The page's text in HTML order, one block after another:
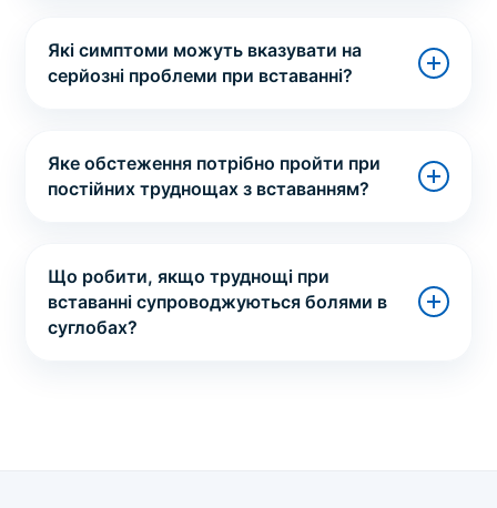
Які симптоми можуть вказувати на
серйозні проблеми при вставанні?
Яке обстеження потрібно пройти при
постійних труднощах з вставанням?
Що робити, якщо труднощі при
вставанні супроводжуються болями в
суглобах?